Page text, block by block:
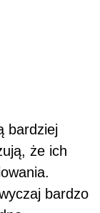
bardziej
że ich
bardzo